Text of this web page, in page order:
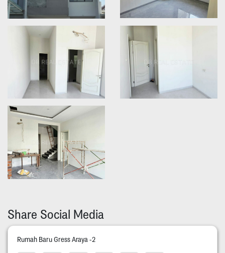
Share Social Media
Rumah Baru Gress Araya -2